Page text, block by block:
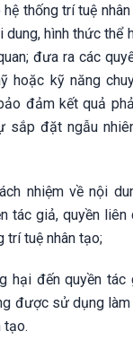
thống trí tuệ
dung, hình thức thể
đưa ra các
hoặc kỹ năng
đảm kết quả
sắp đặt ngẫu
nhiệm về nội
tác giả, quyền liên
trí tuệ nhân tạo;
hại đến quyền tác
được sử dụng
tạo.